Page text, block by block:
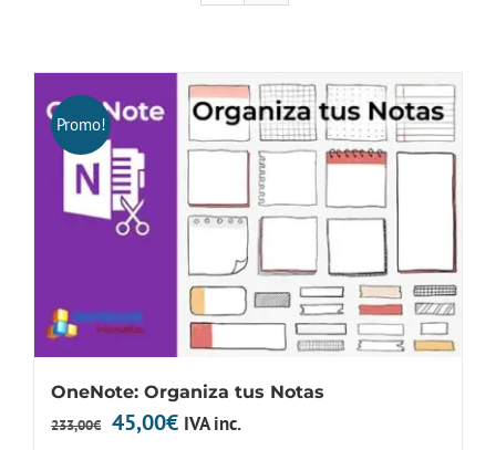
Promo!
OneNote: Organiza tus Notas
233,00€ El
45,00€ElIVA inc.